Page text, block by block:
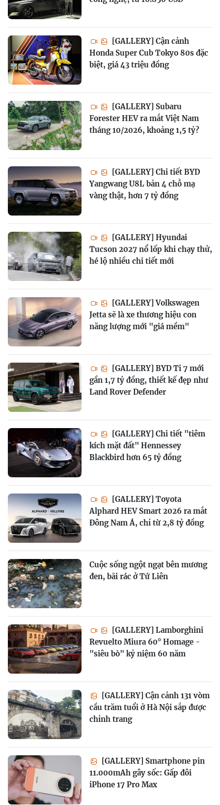
[GALLERY] Cận cảnh
Honda Super Cub Tokyo 80s đặc
biệt, giá 43 triệu đồng
[GALLERY] Subaru
Forester HEV ra mắt Việt Nam
tháng 10/2026, khoảng 1,5 tỷ?
[GALLERY] Chi tiết BYD
Yangwang U8L bản 4 chỗ mạ
vàng thật, hơn 7 tỷ đồng
[GALLERY] Hyundai
Tucson 2027 nổ lốp khi chạy thử,
hé lộ nhiều chi tiết mới
[GALLERY] Volkswagen
Jetta sẽ là xe thương hiệu con
năng lượng mới "giá mềm"
[GALLERY] BYD Ti 7 mới
gần 1,7 tỷ đồng, thiết kế đẹp như
Land Rover Defender
[GALLERY] Chi tiết "tiêm
kích mặt đất" Hennessey
Blackbird hơn 65 tỷ đồng
[GALLERY] Toyota
Alphard HEV Smart 2026 ra mắt
Đông Nam Á, chỉ từ 2,8 tỷ đồng
Cuộc sống ngột ngạt bên mương
đen, bãi rác ở Tứ Liên
[GALLERY] Lamborghini
Revuelto Miura 60° Homage -
"siêu bò" kỷ niệm 60 năm
[GALLERY] Cận cảnh 131 vòm
cầu trăm tuổi ở Hà Nội sắp được
chỉnh trang
[GALLERY] Smartphone pin
11.000mAh gây sốc: Gấp đôi
iPhone 17 Pro Max